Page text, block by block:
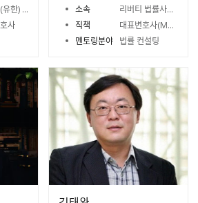
륙아주
사
소속
리버티 법률사무소(The Liberty)
직책
대표변호사(Managing Partner)
멘토링분야 법률 컨설팅